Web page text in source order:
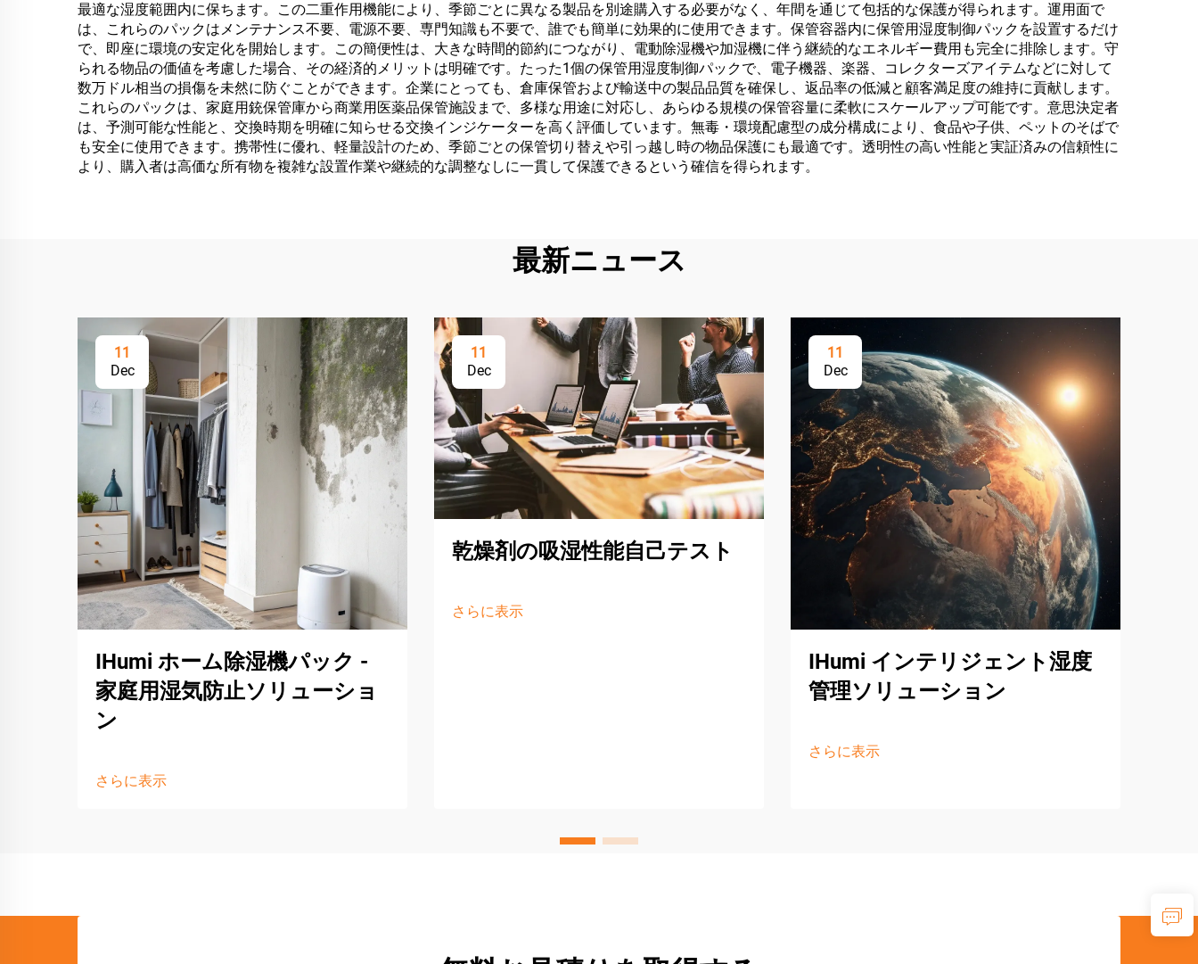
最適な湿度範囲内に保ちます。この二重作用機能により、季節ごとに異なる製品を別途購入する必要がなく、年間を通じて包括的な保護が得られます。運用面で
は、これらのパックはメンテナンス不要、電源不要、専門知識も不要で、誰でも簡単に効果的に使用できます。保管容器内に保管用湿度制御パックを設置するだけ
で、即座に環境の安定化を開始します。この簡便性は、大きな時間的節約につながり、電動除湿機や加湿機に伴う継続的なエネルギー費用も完全に排除します。守
られる物品の価値を考慮した場合、その経済的メリットは明確です。たった1個の保管用湿度制御パックで、電子機器、楽器、コレクターズアイテムなどに対して
数万ドル相当の損傷を未然に防ぐことができます。企業にとっても、倉庫保管および輸送中の製品品質を確保し、返品率の低減と顧客満足度の維持に貢献します。
これらのパックは、家庭用銃保管庫から商業用医薬品保管施設まで、多様な用途に対応し、あらゆる規模の保管容量に柔軟にスケールアップ可能です。意思決定者
は、予測可能な性能と、交換時期を明確に知らせる交換インジケーターを高く評価しています。無毒・環境配慮型の成分構成により、食品や子供、ペットのそばで
も安全に使用できます。携帯性に優れ、軽量設計のため、季節ごとの保管切り替えや引っ越し時の物品保護にも最適です。透明性の高い性能と実証済みの信頼性に
より、購入者は高価な所有物を複雑な設置作業や継続的な調整なしに一貫して保護できるという確信を得られます。
最新ニュース
11
Dec
IHumi ホーム除湿機パック -
家庭用湿気防止ソリューショ
ン
さらに表示
11
Dec
乾燥剤の吸湿性能自己テスト
さらに表示
11
Dec
IHumi インテリジェント湿度
管理ソリューション
さらに表示